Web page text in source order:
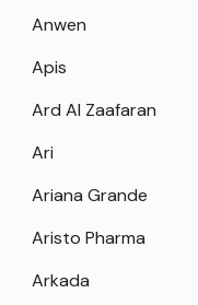
Anwen
Apis
Ard Al Zaafaran
Ari
Ariana Grande
Aristo Pharma
Arkada